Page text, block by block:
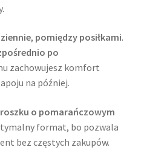
, pomiędzy posiłkami.
po
zachowujesz komfort
na później.
o pomarańczowym
format, bo pozwala
bez częstych zakupów.